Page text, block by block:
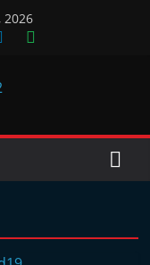
2026